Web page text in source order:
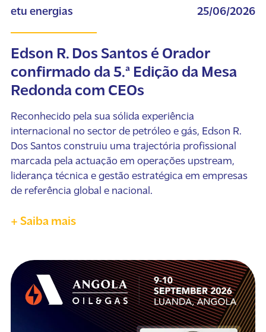
etu energias 25/06/2026
Edson R. Dos Santos é Orador
confirmado da 5.ª Edição da Mesa
Redonda com CEOs
Reconhecido pela sua sólida experiência
internacional no sector de petróleo e gás, Edson R.
Dos Santos construiu uma trajectória profissional
marcada pela actuação em operações upstream,
liderança técnica e gestão estratégica em empresas
de referência global e nacional.
+ Saiba mais